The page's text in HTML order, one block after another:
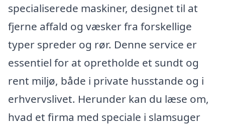
specialiserede maskiner, designet til at
fjerne affald og væsker fra forskellige
typer spreder og rør. Denne service er
essentiel for at opretholde et sundt og
rent miljø, både i private husstande og i
erhvervslivet. Herunder kan du læse om,
hvad et firma med speciale i slamsuger